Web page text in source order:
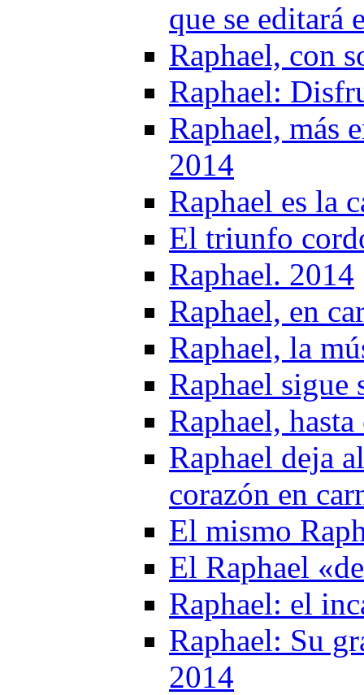
que se editará
Raphael, con
Raphael:
Raphael, más
2014
Raphael es la
El triunfo
Raphael. 2014
Raphael, en
Raphael, la
Raphael sigue
Raphael,
Raphael deja
corazón en
El mismo
El Raphael
Raphael: el
Raphael: Su
2014